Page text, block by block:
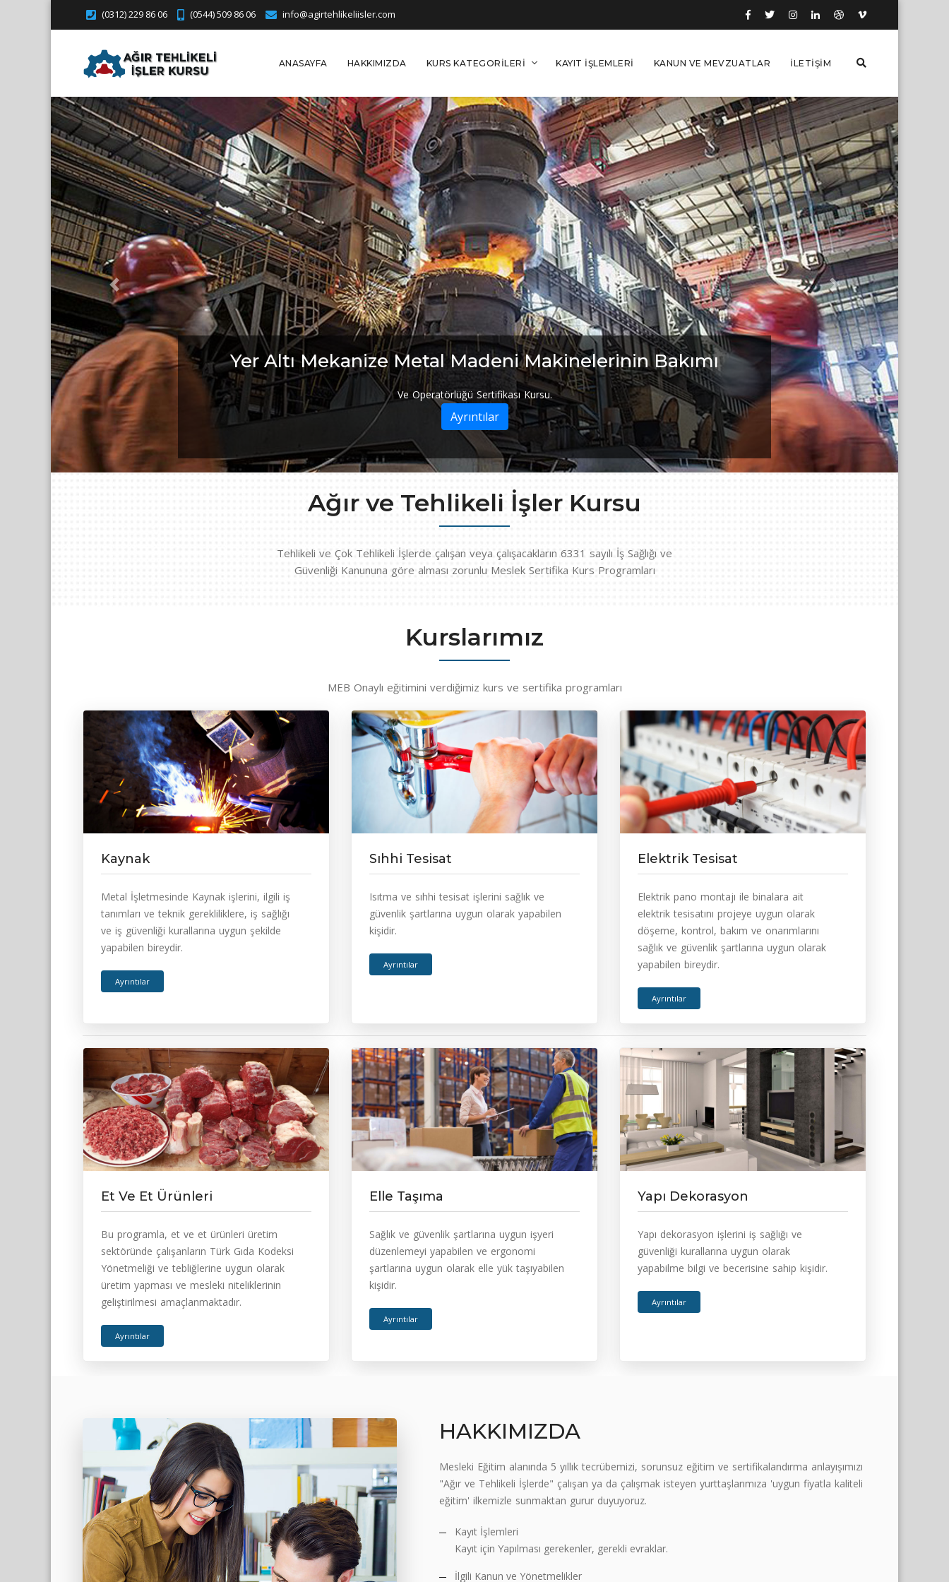
(0312) 229 86 06 (0544) 509 86 06 info@agirtehlikeliisler.com
ANASAYFA HAKKIMIZDA KURS KATEGORILERI KAYIT İŞLEMLERI KANUN VE MEVZUATLAR İLETIŞIM
Yüksek Gerilim Sistemleri Sertifikası Kursu
Günümüzde mesleklerin değişim ile karşı karşıya olması ve daha karmaşık bir yapıda bulunmaya başlaması nedeniyle, meslekî
yeterliklerin
Ayrıntılar
Previous Next
Ağır ve Tehlikeli İşler Kursu
Tehlikeli ve Çok Tehlikeli İşlerde çalışan veya çalışacakların 6331 sayılı İş Sağlığı ve
Güvenliği Kanununa göre alması zorunlu Meslek Sertifika Kurs Programları
Kurslarımız
MEB Onaylı eğitimini verdiğimiz kurs ve sertifika programları
Kaynak
Metal İşletmesinde Kaynak işlerini, ilgili iş
tanımları ve teknik gerekliliklere, iş sağlığı
ve iş güvenliği kurallarına uygun şekilde
yapabilen bireydir.
Ayrıntılar
Sıhhi Tesisat
Isıtma ve sıhhi tesisat işlerini sağlık ve
güvenlik şartlarına uygun olarak yapabilen
kişidir.
Ayrıntılar
Elektrik Tesisat
Elektrik pano montajı ile binalara ait
elektrik tesisatını projeye uygun olarak
döşeme, kontrol, bakım ve onarımlarını
sağlık ve güvenlik şartlarına uygun olarak
yapabilen bireydir.
Ayrıntılar
Et Ve Et Ürünleri
Bu programla, et ve et ürünleri üretim
sektöründe çalışanların Türk Gıda Kodeksi
Yönetmeliği ve tebliğlerine uygun olarak
üretim yapması ve mesleki niteliklerinin
geliştirilmesi amaçlanmaktadır.
Ayrıntılar
Elle Taşıma
Sağlık ve güvenlik şartlarına uygun işyeri
düzenlemeyi yapabilen ve ergonomi
şartlarına uygun olarak elle yük taşıyabilen
kişidir.
Ayrıntılar
Yapı Dekorasyon
Yapı dekorasyon işlerini iş sağlığı ve
güvenliği kurallarına uygun olarak
yapabilme bilgi ve becerisine sahip kişidir.
Ayrıntılar
HAKKIMIZDA
Mesleki Eğitim alanında 5 yıllık tecrübemizi, sorunsuz eğitim ve sertifikalandırma anlayışımızı
"Ağır ve Tehlikeli İşlerde" çalışan ya da çalışmak isteyen yurttaşlarımıza 'uygun fiyatla kaliteli
eğitim' ilkemizle sunmaktan gurur duyuyoruz.
Kayıt İşlemleri
Kayıt için Yapılması gerekenler, gerekli evraklar.
İlgili Kanun ve Yönetmelikler